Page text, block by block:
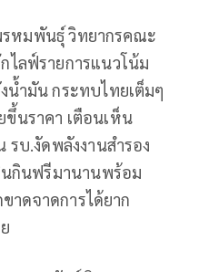
หมพันธุ์ วิทยากรคณะ
ลฟ์รายการแนวโน้ม
น้ำมัน กระทบไทยเต็มๆ
นราคา เตือนเห็น
บ.งัดพลังงานสำรอง
นกินฟรีมานานพร้อม
าดจาดการได้ยาก